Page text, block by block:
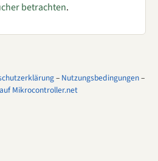
betrachten.
– Nutzungsbedingungen–
Mikrocontroller.net